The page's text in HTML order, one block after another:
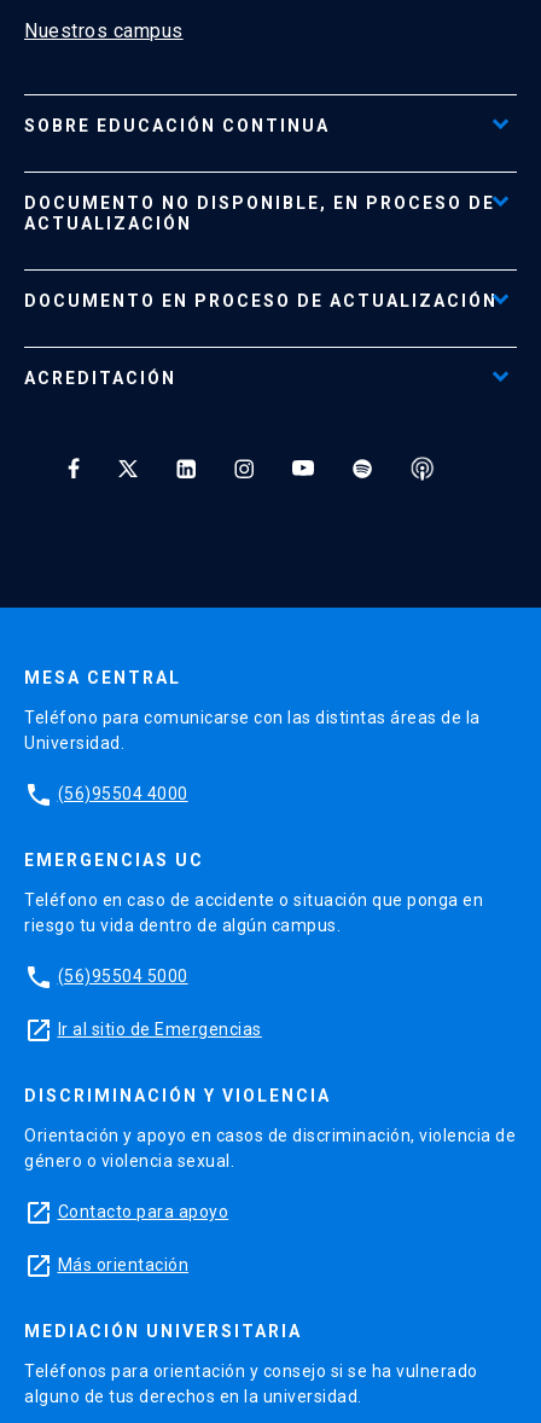
Nuestros campus
SOBRE EDUCACIÓN CONTINUA
Formas de Pago
Políticas de Retiro, Devolución e Información Importante
DOCUMENTO NO DISPONIBLE, EN PROCESO DE
ACTUALIZACIÓN
Documento No Disponible file_download
DOCUMENTO EN PROCESO DE ACTUALIZACIÓN
ACREDITACIÓN
MESA CENTRAL
Teléfono para comunicarse con las distintas áreas de la
Universidad.
phone (56)95504 4000
EMERGENCIAS UC
Teléfono en caso de accidente o situación que ponga en
riesgo tu vida dentro de algún campus.
phone (56)95504 5000
launch Ir al sitio de Emergencias
DISCRIMINACIÓN Y VIOLENCIA
Orientación y apoyo en casos de discriminación, violencia de
género o violencia sexual.
launch Contacto para apoyo
launch Más orientación
MEDIACIÓN UNIVERSITARIA
Teléfonos para orientación y consejo si se ha vulnerado
alguno de tus derechos en la universidad.